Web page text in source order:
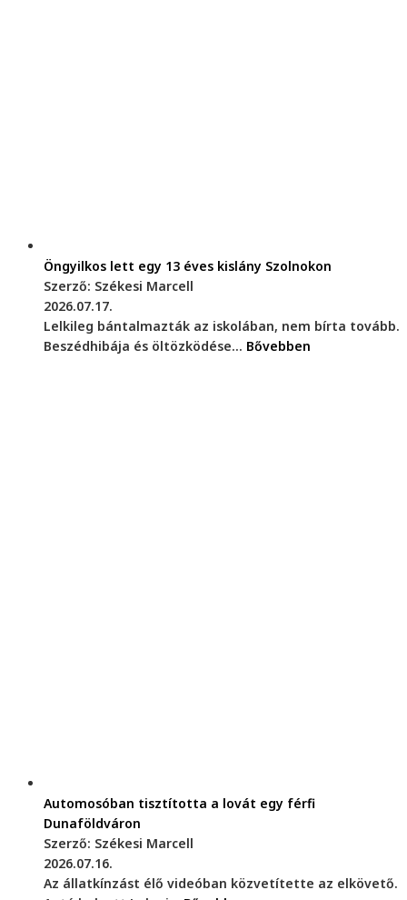
Öngyilkos lett egy 13 éves kislány Szolnokon
Szerző: Székesi Marcell
2026.07.17.
Lelkileg bántalmazták az iskolában, nem bírta tovább.
Beszédhibája és öltözködése... Bővebben
Automosóban tisztította a lovát egy férfi
Dunaföldváron
Szerző: Székesi Marcell
2026.07.16.
Az állatkínzást élő videóban közvetítette az elkövető.